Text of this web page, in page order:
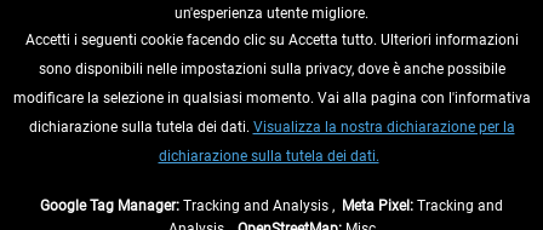
RECEDERE DAL CONTRATTO
INFORMAZIONI
un'esperienza utente migliore.
Accetti i seguenti cookie facendo clic su Accetta tutto. Ulteriori informazioni
sono disponibili nelle impostazioni sulla privacy, dove è anche possibile
modificare la selezione in qualsiasi momento. Vai alla pagina con l'informativa
dichiarazione sulla tutela dei dati. Visualizza la nostra dichiarazione per la
dichiarazione sulla tutela dei dati.
Google Tag Manager: Tracking and Analysis , Meta Pixel: Tracking and